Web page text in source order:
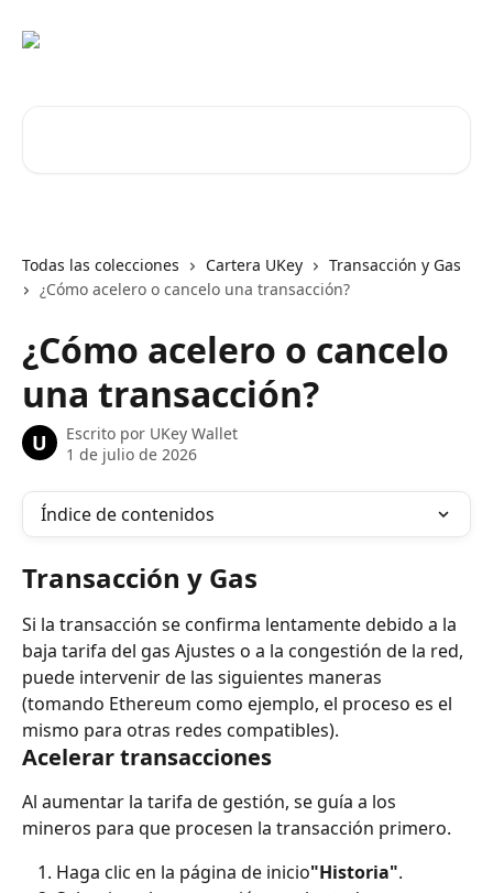
Todas las colecciones Cartera UKey
Transacción y Gas
¿Cómo acelero o cancelo una transacción?
¿Cómo acelero o cancelo
una transacción?
U Escrito por UKey Wallet
1 de julio de 2026
Índice de contenidos
Transacción y Gas
Si la transacción se confirma lentamente debido a la
baja tarifa del gas Ajustes o a la congestión de la red,
puede intervenir de las siguientes maneras
(tomando Ethereum como ejemplo, el proceso es el
mismo para otras redes compatibles).
Acelerar transacciones
Al aumentar la tarifa de gestión, se guía a los
mineros para que procesen la transacción primero.
Haga clic en la página de inicio"Historia".